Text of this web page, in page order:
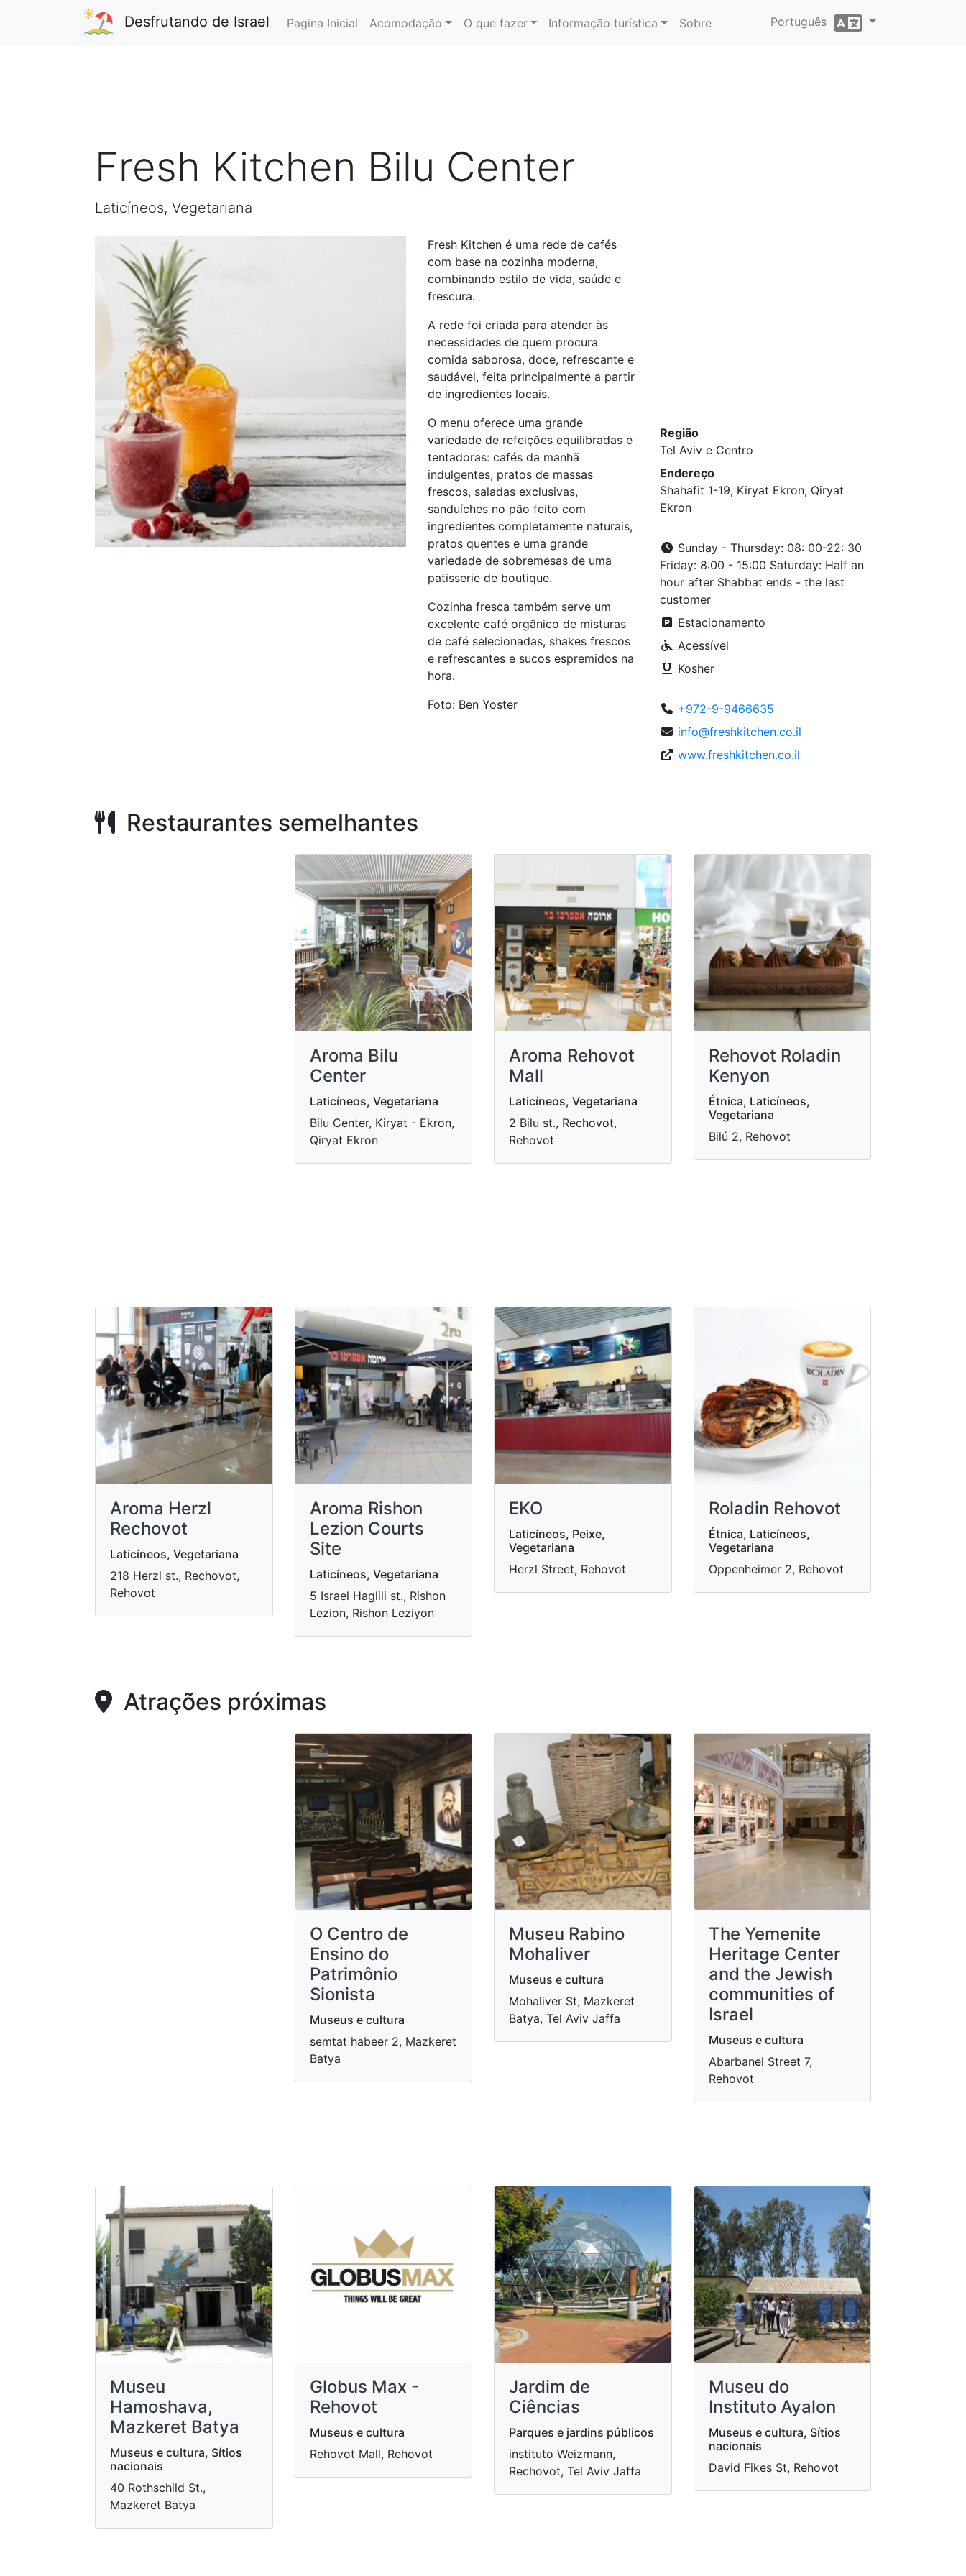
Desfrutando de Israel Pagina Inicial Acomodação O que fazer Informação turística Sobre Português
Fresh Kitchen Bilu Center
Laticíneos, Vegetariana
Fresh Kitchen é uma rede de cafés
com base na cozinha moderna,
combinando estilo de vida, saúde e
frescura.
A rede foi criada para atender às
necessidades de quem procura
comida saborosa, doce, refrescante e
saudável, feita principalmente a partir
de ingredientes locais.
O menu oferece uma grande
variedade de refeições equilibradas e
tentadoras: cafés da manhã
indulgentes, pratos de massas
frescos, saladas exclusivas,
sanduíches no pão feito com
ingredientes completamente naturais,
pratos quentes e uma grande
variedade de sobremesas de uma
patisserie de boutique.
Cozinha fresca também serve um
excelente café orgânico de misturas
de café selecionadas, shakes frescos
e refrescantes e sucos espremidos na
hora.
Foto: Ben Yoster
Região
Tel Aviv e Centro
Endereço
Shahafit 1-19, Kiryat Ekron, Qiryat
Ekron
Sunday - Thursday: 08: 00-22: 30
Friday: 8:00 - 15:00 Saturday: Half an
hour after Shabbat ends - the last
customer
Estacionamento
Acessível
Kosher
+972-9-9466635
info@freshkitchen.co.il
www.freshkitchen.co.il
Restaurantes semelhantes
Aroma Bilu
Center
Laticíneos, Vegetariana
Bilu Center, Kiryat - Ekron,
Qiryat Ekron
Aroma Rehovot
Mall
Laticíneos, Vegetariana
2 Bilu st., Rechovot,
Rehovot
Rehovot Roladin
Kenyon
Étnica, Laticíneos,
Vegetariana
Bilú 2, Rehovot
Aroma Herzl
Rechovot
Laticíneos, Vegetariana
218 Herzl st., Rechovot,
Rehovot
Aroma Rishon
Lezion Courts
Site
Laticíneos, Vegetariana
5 Israel Haglili st., Rishon
Lezion, Rishon Leziyon
EKO
Laticíneos, Peixe,
Vegetariana
Herzl Street, Rehovot
Roladin Rehovot
Étnica, Laticíneos,
Vegetariana
Oppenheimer 2, Rehovot
Atrações próximas
O Centro de
Ensino do
Patrimônio
Sionista
Museus e cultura
semtat habeer 2, Mazkeret
Batya
Museu Rabino
Mohaliver
Museus e cultura
Mohaliver St, Mazkeret
Batya, Tel Aviv Jaffa
The Yemenite
Heritage Center
and the Jewish
communities of
Israel
Museus e cultura
Abarbanel Street 7,
Rehovot
Museu
Hamoshava,
Mazkeret Batya
Museus e cultura, Sítios
nacionais
40 Rothschild St.,
Mazkeret Batya
Globus Max -
Rehovot
Museus e cultura
Rehovot Mall, Rehovot
Jardim de
Ciências
Parques e jardins públicos
instituto Weizmann,
Rechovot, Tel Aviv Jaffa
Museu do
Instituto Ayalon
Museus e cultura, Sítios
nacionais
David Fikes St, Rehovot